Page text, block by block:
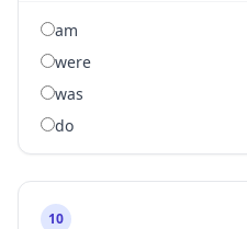
am
were
was
do
10